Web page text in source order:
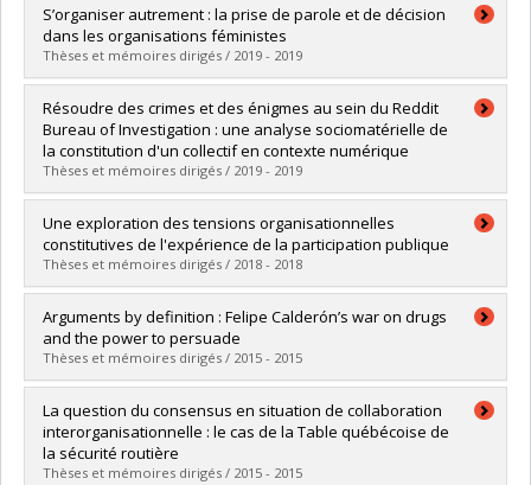
Graduate : Bilodeau, Julie
Cycle :Master's
Grade :M. Sc.
Lien vers le document dans Papyrus
S’organiser autrement : la prise de parole et de décision
dans les organisations féministes
Thèses et mémoires dirigés / 2019 - 2019
Graduate :Meunier, Véronique
Cycle :Master's
Grade :M. Sc.
Lien vers le document dans Papyrus
Résoudre des crimes et des énigmes au sein du Reddit
Bureau of Investigation : une analyse sociomatérielle de
la constitution d'un collectif en contexte numérique
Thèses et mémoires dirigés / 2019 - 2019
Graduate :Myles, David
Cycle :Doctoral
Grade :Ph. D.
Lien vers le document dans Papyrus
Une exploration des tensions organisationnelles
constitutives de l'expérience de la participation publique
Thèses et mémoires dirigés / 2018 - 2018
Graduate :Montreuil, Camille
Cycle :Master's
Grade :M. Sc.
Lien vers le document dans Papyrus
Arguments by definition : Felipe Calderón’s war on drugs
and the power to persuade
Thèses et mémoires dirigés / 2015 - 2015
Graduate : Gutiérrez Bayardi, José Oswaldo
Cycle :Master's
Grade :M. Sc.
Lien vers le document dans Papyrus
La question du consensus en situation de collaboration
interorganisationnelle : le cas de la Table québécoise de
la sécurité routière
Thèses et mémoires dirigés / 2015 - 2015